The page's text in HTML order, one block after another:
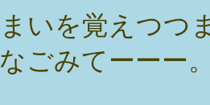
いを覚えつつ
ごみてーーー